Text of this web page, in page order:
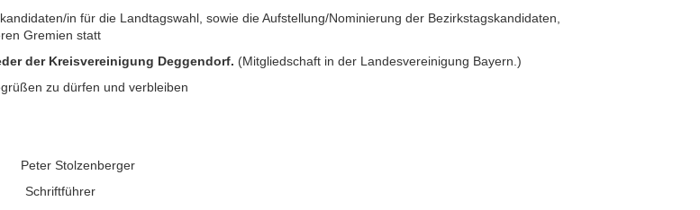
in für die Landtagswahl, sowie die Aufstellung/Nominierung der Bezirkstagskandidaten,
Gremien statt
der Kreisvereinigung Deggendorf. (Mitgliedschaft in der Landesvereinigung Bayern.)
zu dürfen und verbleiben